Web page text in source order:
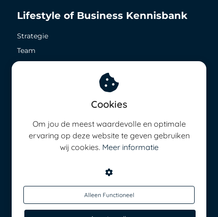
Lifestyle of Business Kennisbank
Strategie
Team
Energie management
Cookies
Om jou de meest waardevolle en optimale
ervaring op deze website te geven gebruiken
wij cookies. Meer informatie
Alleen Functioneel